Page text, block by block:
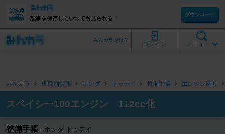
記事を保存していつでも見られる！
ダウンロード
メニュー
ログイン
みんカラとは？
みんカラ 車種別情報 ホンダ トゥデイ 整備手帳 エンジン廻り
スペイシー100エンジン 112cc化
整備手帳 ホンダ トゥデイ